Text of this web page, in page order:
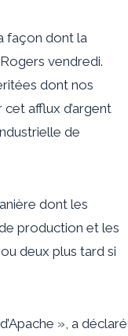
façon dont la
vendredi.
dont nos
afflux d’argent
de
dont les
production et les
deux plus tard si
», a déclaré